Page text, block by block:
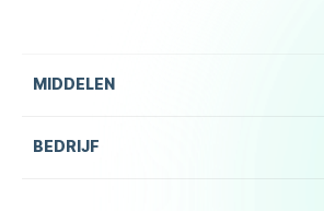
MIDDELEN
BEDRIJF